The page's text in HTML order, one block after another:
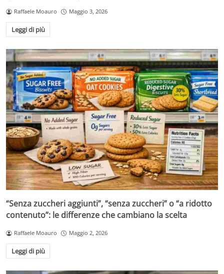
Raffaele Moauro Maggio 3, 2026
Leggi di più
“Senza zuccheri aggiunti”, “senza zuccheri” o “a ridotto
contenuto”: le differenze che cambiano la scelta
Raffaele Moauro Maggio 2, 2026
Leggi di più